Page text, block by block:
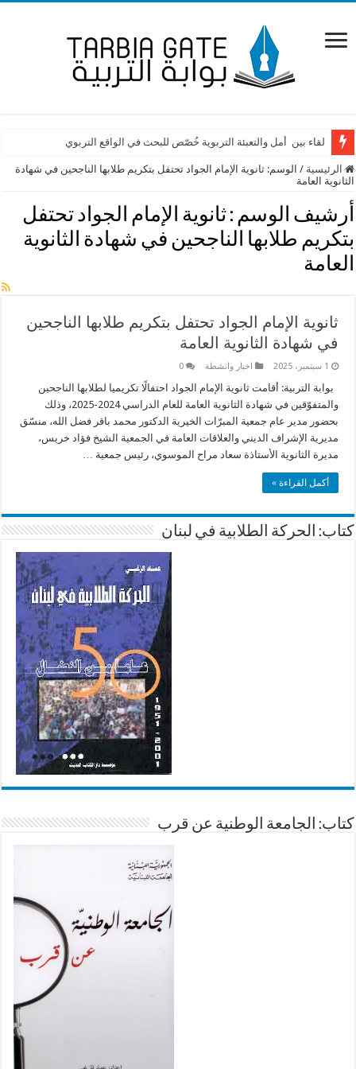
لقاء بين أمل والتعبئة التربوية خُصّص للبحث في الواقع التربوي
الرئيسية / الوسم:ثانوية الإمام الجواد تحتفل بتكريم طلابها الناجحين في شهادة
الثانوية العامة
أرشيف الوسم :ثانوية الإمام الجواد تحتفل
بتكريم طلابها الناجحين في شهادة الثانوية
العامة
ثانوية الإمام الجواد تحتفل بتكريم طلابها الناجحين
في شهادة الثانوية العامة
1 سبتمبر، 2025 اخبار وانشطة 0
بوابة التربية: أقامت ثانوية الإمام الجواد احتفالًا تكريميا لطلابها الناجحين
والمتفوّقين في شهادة الثانوية العامة للعام الدراسي 2024-2025، وذلك
بحضور مدير عام جمعية المبرّات الخيرية الدكتور محمد باقر فضل الله، منسّق
مديرية الإشراف الديني والعلاقات العامة في الجمعية الشيخ فؤاد خريس،
مديرة الثانوية الأستاذة سعاد مراح الموسوي، رئيس جمعية …
أكمل القراءة »
كتاب: الحركة الطلابية في لبنان
كتاب: الجامعة الوطنية عن قرب